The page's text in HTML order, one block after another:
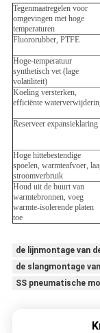
Tegenmaatregelen voor
omgevingen met hoge
temperaturen
Fluororubber, PTFE
Hoge-temperatuur
synthetisch vet (lage
volatiliteit)
Koeling versterken,
efficiënte
Reserveer expansieklaring
Hoge hittebestendige
spoelen, warmteafvoer,
stroomverbruik
Houd uit de buurt van
warmtebronnen, voeg
warmte-isolerende platen
toe
de lijnmontage van
de slangmontage
SS pneumatische